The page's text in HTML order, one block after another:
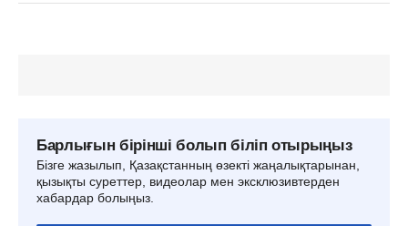
Барлығын бірінші болып біліп отырыңыз
Бізге жазылып, Қазақстанның өзекті жаңалықтарынан,
қызықты суреттер, видеолар мен эксклюзивтерден
хабардар болыңыз.